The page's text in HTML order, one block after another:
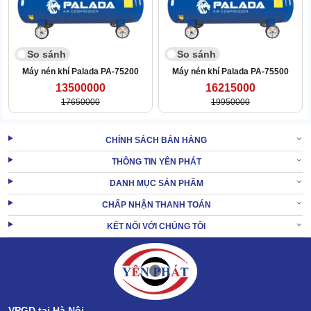
bình chứa.
Khi áp suất đạt mức tối đa, rơ le sẽ ngừng cấp điện cho động cơ,
dừng quá trình nén khí
Khi áp suất giảm dưới mức tối thiểu, rơ le sẽ kích hoạt động cơ để
tiếp tục quá trình nén khí.
Có chức năng ngăn ngừa tình trạng quá áp suất trong bình chứa.
Giúp máy luôn hoạt động trong ngưỡng an toàn.
Khi máy hoạt động quá áp lực tối đa, lượng hơi trong bình quá
mức cho phép hoặc rơ le bị hỏng. Van an toàn sẽ bung ra để xả
So sánh
Máy nén khí Palada PA-75200
13500000
17650000
So sánh
Máy nén khí Palada PA-75500
16215000
19950000
CHÍNH SÁCH BÁN HÀNG
THÔNG TIN YÊN PHÁT
DANH MỤC SẢN PHẨM
CHẤP NHẬN THANH TOÁN
KẾT NỐI VỚI CHÚNG TÔI